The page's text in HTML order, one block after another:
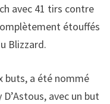
avec 41 tirs contre
étouffés
Blizzard.
buts, a été nommé
avec un but